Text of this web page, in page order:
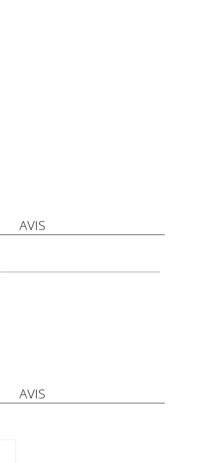
AVIS
AVIS